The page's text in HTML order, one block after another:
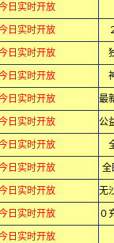
日实时开放
日实时开放
日实时开放
日实时开放
日实时开放
日实时开放
日实时开放
日实时开放 全
日实时开放
日实时开放
日实时开放